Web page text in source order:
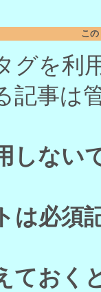
こ
グを利
記事は
しない
は必須
ておく